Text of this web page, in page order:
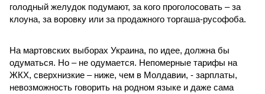
голодный желудок подумают, за кого проголосовать – за
клоуна, за воровку или за продажного торгаша-русофоба.
На мартовских выборах Украина, по идее, должна бы
одуматься. Но – не одумается. Непомерные тарифы на
ЖКХ, сверхнизкие – ниже, чем в Молдавии, - зарплаты,
невозможность говорить на родном языке и даже сама